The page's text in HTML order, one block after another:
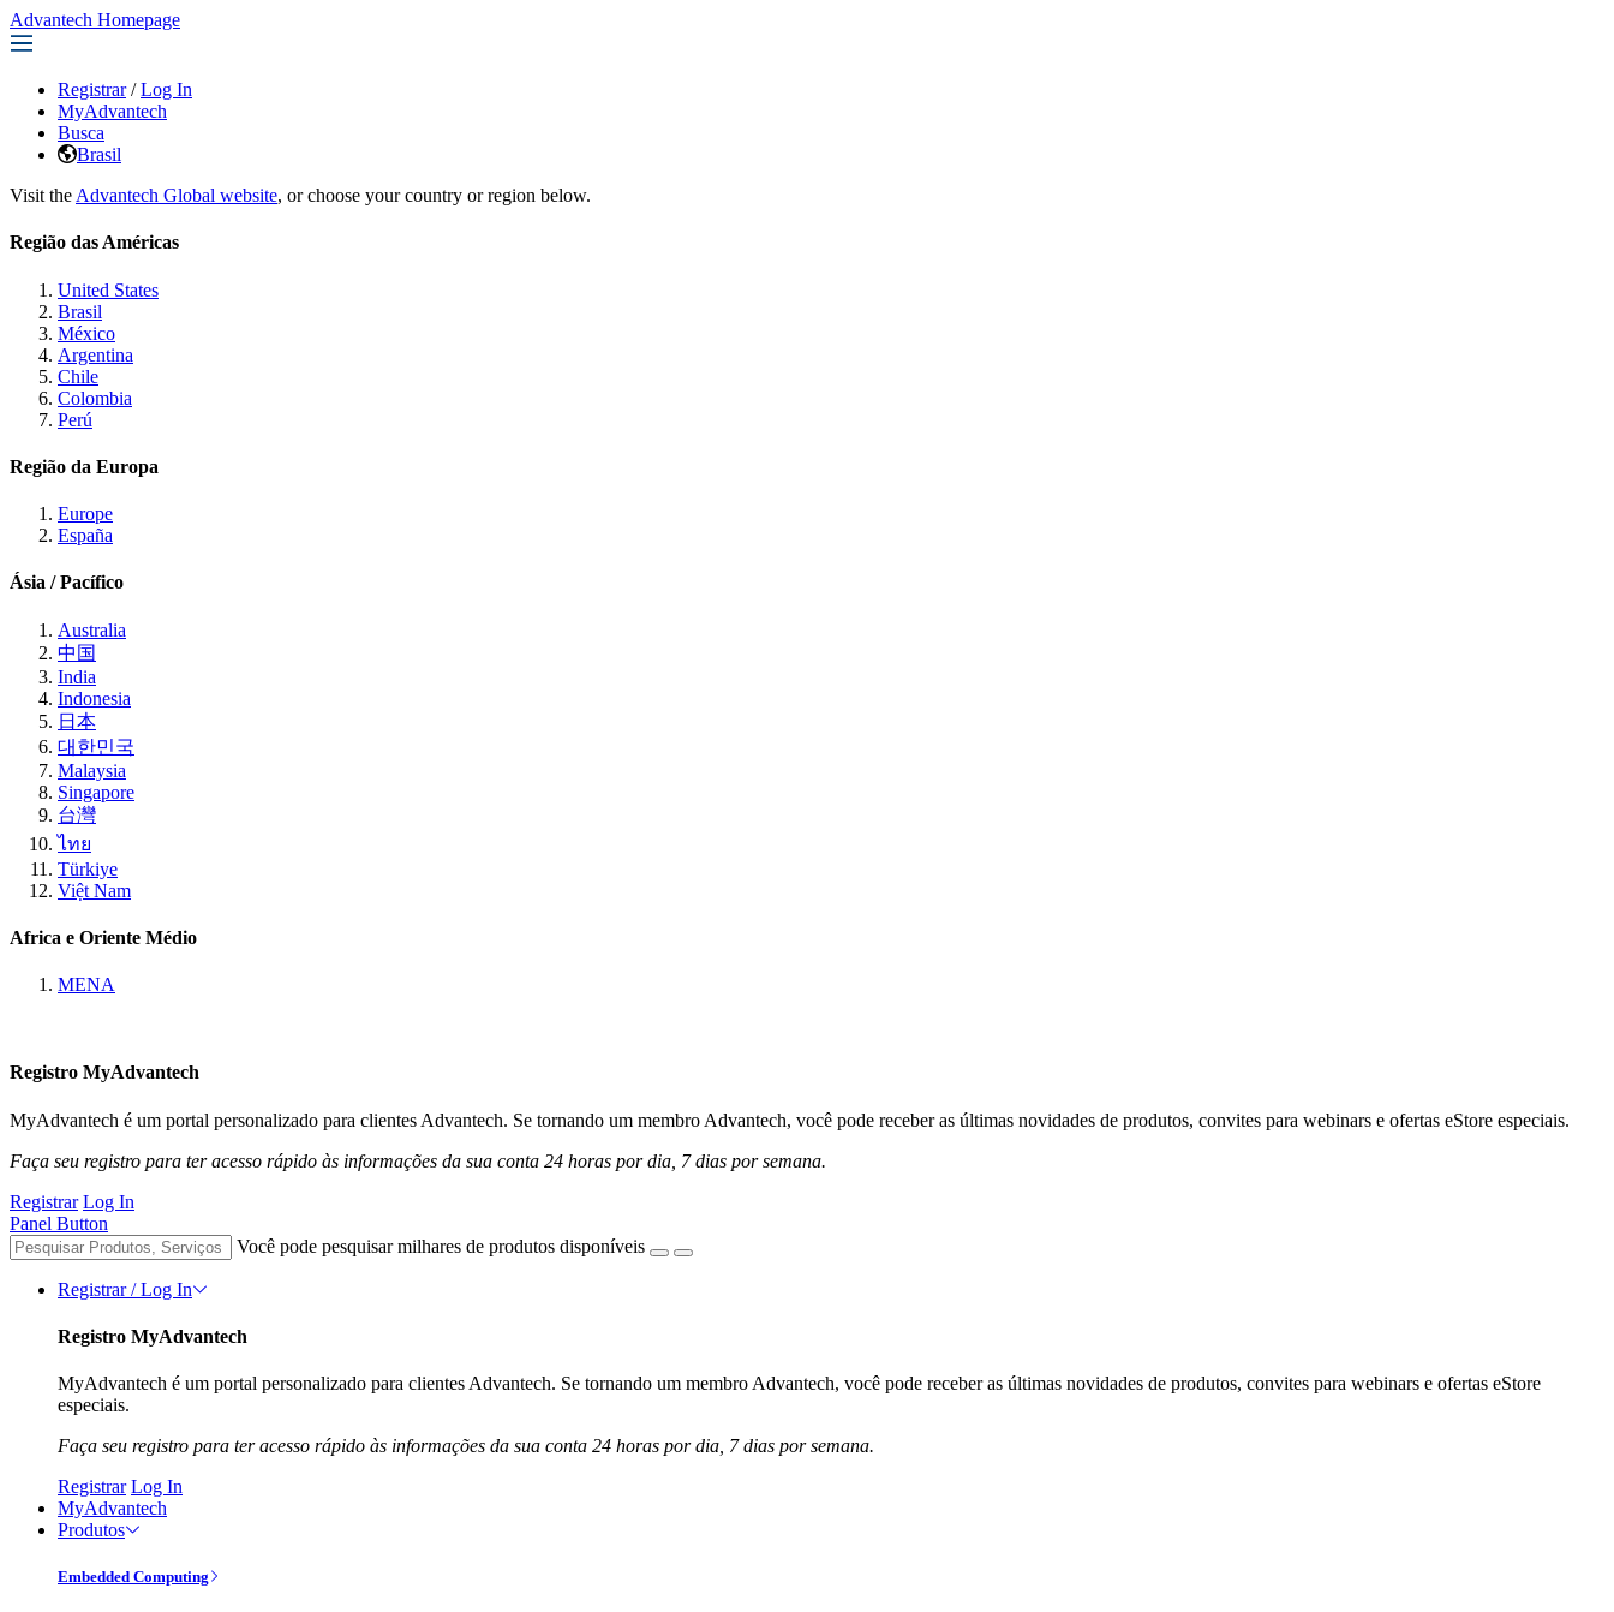
Advantech Homepage
Registrar / Log In
MyAdvantech
Busca
Brasil
Visit the Advantech Global website, or choose your country or region below.
Região das Américas
United States
Brasil
México
Argentina
Chile
Colombia
Perú
Região da Europa
Europe
España
Ásia / Pacífico
Australia
中国
India
Indonesia
日本
대한민국
Malaysia
Singapore
台灣
ไทย
Türkiye
Việt Nam
Africa e Oriente Médio
MENA
Registro MyAdvantech
MyAdvantech é um portal personalizado para clientes Advantech. Se tornando um membro Advantech, você pode receber as últimas novidades de produtos, convites para webinars e ofertas eStore especiais.
Faça seu registro para ter acesso rápido às informações da sua conta 24 horas por dia, 7 dias por semana.
Registrar Log In
Panel Button
Você pode pesquisar milhares de produtos disponíveis
Registrar / Log In
Registro MyAdvantech
MyAdvantech é um portal personalizado para clientes Advantech. Se tornando um membro Advantech, você pode receber as últimas novidades de produtos, convites para webinars e ofertas eStore
especiais.
Faça seu registro para ter acesso rápido às informações da sua conta 24 horas por dia, 7 dias por semana.
Registrar Log In
MyAdvantech
Produtos
Embedded Computing